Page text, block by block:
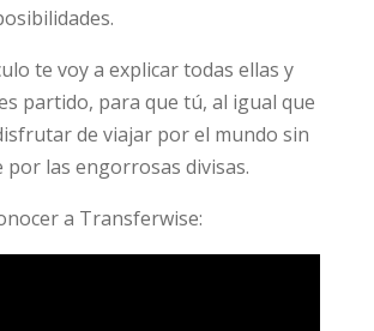
te voy a explicar todas ellas y
partido, para que tú, al igual que
de viajar por el mundo sin
las engorrosas divisas.
a Transferwise: